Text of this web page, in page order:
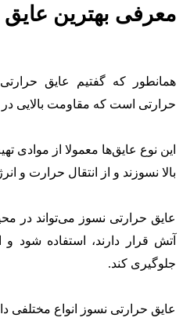
معرفی بهترین
همانطور که گفتیم عایق
حرارتی است که مقاومت بالایی در
این نوع عایق‌ها معمولا از
بالا نسوزند و از انتقال حرارت و
عایق حرارتی نسوز می‌تواند در
آتش قرار دارند، استفاده
جلوگیری کند.
عایق حرارتی نسوز انواع مختلفی